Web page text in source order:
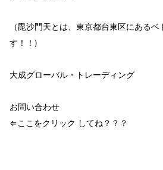
（毘沙門天とは、東京都台東区にある
す！！)
大成グローバル・トレーディング
お問い合わせ
⇐ここをクリック してね？？？